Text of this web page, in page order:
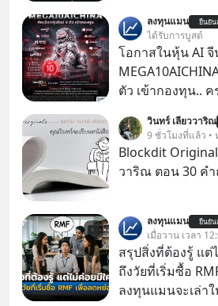
รู้ตัวเรา” จากช่อง
MUSIC ที่ตอนนี้มี
ล้านครั้งแล้ว
ลงทุนแมน ยืนยั
ได้รับการบูสต์
โอกาสในหุ้น AI
ตัว เข้ากองทุน..
โปรโมชัน ลด
ยอด 2 ล้านบาทขึ้
ซื้อ
วินทร์ เลียววาริณ
9 ชั่วโมงที่แล้ว •
Blockdit
วาริณ ตอน 30 คำ
ลงทุนแมน ยืนยั
เมื่อวาน เวลา
สรุปสิ่งที่ต้องรู้ แต่
ถึงวัยที่เริ่มซื้อ
ลงทุนแมนจะเล่า